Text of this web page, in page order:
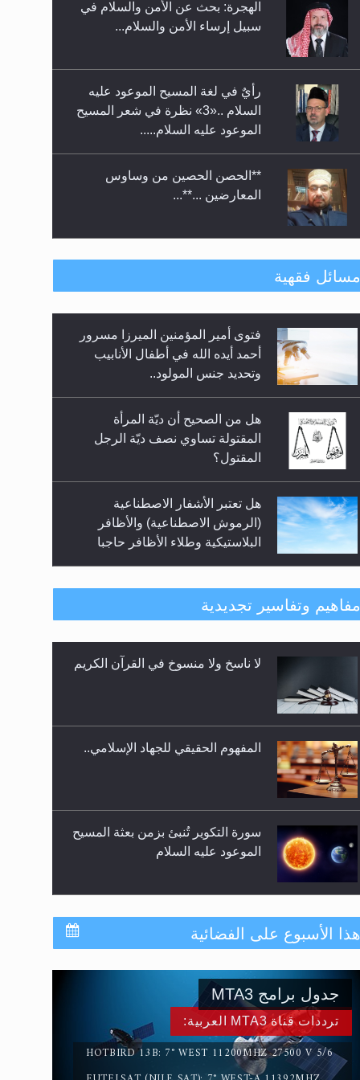
حفل توزيع الشهادات في الجامعة
الأحمدية بنيجيريا لعام 2025
الهجرة: بحث عن الأمن والسلام في
سبيل إرساء الأمن والسلام...
رأيٌ في لغة المسيح الموعود عليه
السلام ..«3» نظرة في شعر المسيح
الموعود عليه السلام.....
**الحصن الحصين من وساوس
المعارضين ...**...
متطلَّبات التّحريك الجديد...
رأيٌ في لغة المسيح الموعود عليه
السلام.. 4...
مسائل فقهية
فتوى أمير المؤمنين الميرزا مسرور
أحمد أيده الله في أطفال الأنابيب
وتحديد جنس المولود..
هل من الصحيح أن ديّة المرأة
المقتولة تساوي نصف ديّة الرجل
المقتول؟
هل تعتبر الأشفار الاصطناعية
(الرموش الاصطناعية) والأظافر
البلاستيكية وطلاء الأظافر حاجبا
هل يُحسب حول الزكاة وفق السنة
الميلادية أو الهجرية؟
هل يجوز فتح مشروع كوافير نسائي
مفاهيم وتفاسير تجديدية
لا ناسخ ولا منسوخ في القرآن الكريم
المفهوم الحقيقي للجهاد الإسلامي..
سورة التكوير تُنبئ بزمن بعثة المسيح
الموعود عليه السلام
حقيقة المسيح الدجال
القرآن قاضٍ وحكمٌ على السنة
ومهيمنٌ عليها.. ليس العكس
هذا الأسبوع على الفضائية
ترددات قناة MTA3 العربية:
HOTBIRD 13B: 7° WEST 11200MHZ 27500 V 5/6
جدول برامج MTA3